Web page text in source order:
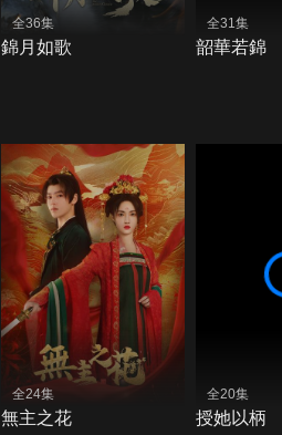
全36集
錦月如歌
全31集
韶華若錦
全24集
無主之花
全20集
授她以柄